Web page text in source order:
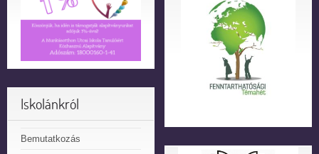
Iskolánkról
Bemutatkozás